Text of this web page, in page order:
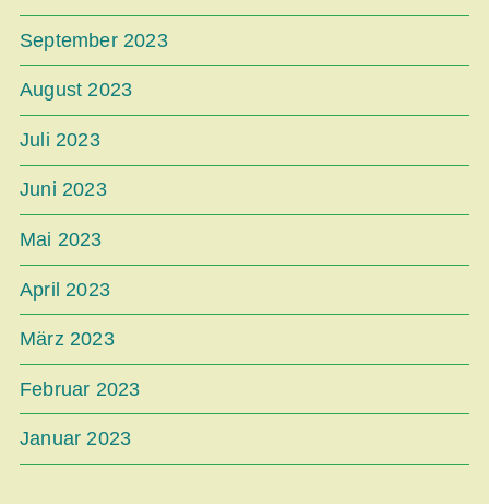
September 2023
August 2023
Juli 2023
Juni 2023
Mai 2023
April 2023
März 2023
Februar 2023
Januar 2023